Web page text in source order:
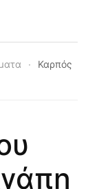
Καρπός